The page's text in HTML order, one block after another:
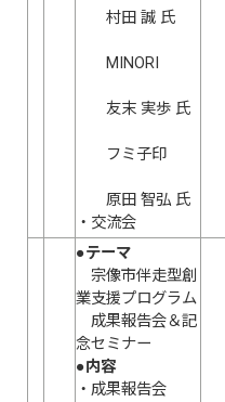
村田 誠 氏
MINORI
友末 実歩 氏
フミ子印
原田 智弘 氏
・交流会
●テーマ
宗像市伴走型創
業支援プログラム
成果報告会＆記
念セミナー
●内容
・成果報告会